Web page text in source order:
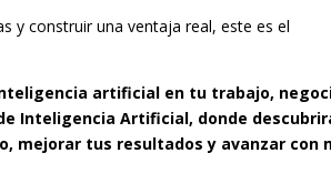
y construir una ventaja real, este es el
artificial en tu trabajo,
Inteligencia Artificial, donde
mejorar tus resultados y avanzar con